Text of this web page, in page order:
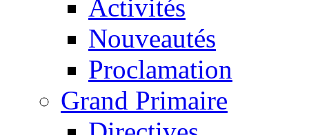
Activités
Nouveautés
Proclamation
Grand Primaire